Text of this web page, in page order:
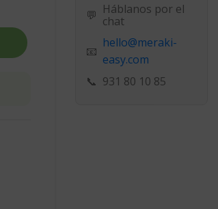
💬 Háblanos por el
chat
📧
hello@meraki-
easy.com
📞 931 80 10 85